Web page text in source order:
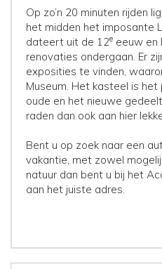
Op zo’n 20 minuten rijden
het midden het imposante
dateert uit de 12e eeuw en
renovaties ondergaan. Er
exposities te vinden,
Museum. Het kasteel is
oude en het nieuwe
raden dan ook aan hier
Bent u op zoek naar een
vakantie, met zowel
natuur dan bent u bij het
aan het juiste adres.